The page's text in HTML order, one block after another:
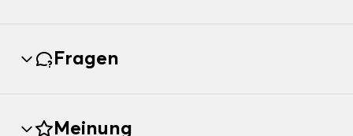
Fragen
Meinung